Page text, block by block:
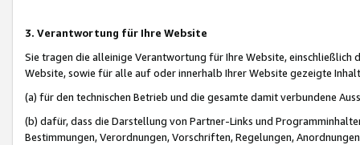
3. Verantwortung für Ihre Website
Sie tragen die alleinige Verantwortung für Ihre Website,
Website, sowie für alle auf oder innerhalb Ihrer Website gezeigte
(a) für den technischen Betrieb und die gesamte damit verbundene
(b) dafür, dass die Darstellung von Partner-Links und
Bestimmungen, Verordnungen, Vorschriften, Regelungen,